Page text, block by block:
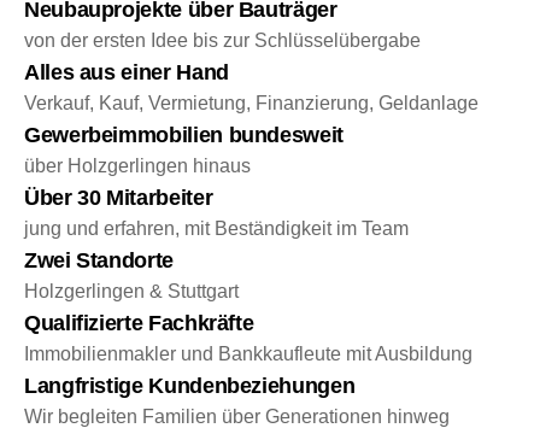
Neubauprojekte über Bauträger
von der ersten Idee bis zur Schlüsselübergabe
Alles aus einer Hand
Verkauf, Kauf, Vermietung, Finanzierung, Geldanlage
Gewerbeimmobilien bundesweit
über Holzgerlingen hinaus
Über 30 Mitarbeiter
jung und erfahren, mit Beständigkeit im Team
Zwei Standorte
Holzgerlingen & Stuttgart
Qualifizierte Fachkräfte
Immobilienmakler und Bankkaufleute mit Ausbildung
Langfristige Kundenbeziehungen
Wir begleiten Familien über Generationen hinweg